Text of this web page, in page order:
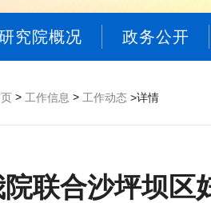
究院概况 政务公开
> 工作信息 > 工作动态 >详情
联合沙坪坝区